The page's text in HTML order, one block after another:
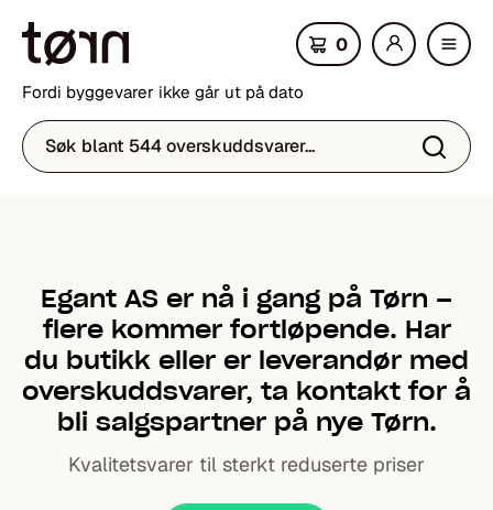
0
kat
eg
Fordi byggevarer ikke går ut på dato
Egant AS er nå i gang på Tørn –
flere kommer fortløpende. Har
du butikk eller er leverandør med
overskudds­varer, ta kontakt for å
bli salgspartner på nye Tørn.
Kvalitetsvarer til sterkt reduserte priser